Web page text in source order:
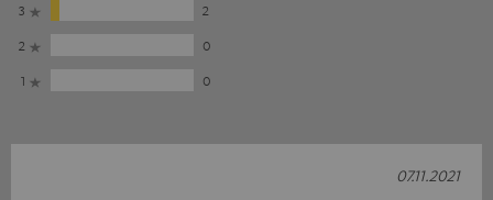
3
2
2
0
1
0
07.11.2021